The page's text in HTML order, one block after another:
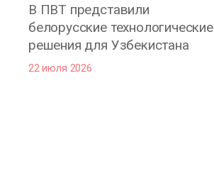
В ПВТ представили
белорусские технологические
решения для Узбекистана
22 июля 2026